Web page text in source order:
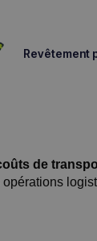
Revêtement
de